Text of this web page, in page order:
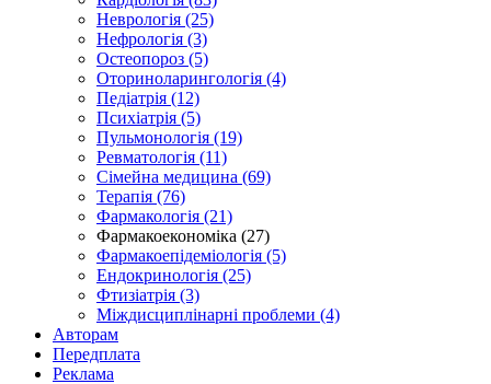
Неврологія (25)
Нефрологія (3)
Остеопороз (5)
Оториноларингологія (4)
Педіатрія (12)
Психіатрія (5)
Пульмонологія (19)
Ревматологія (11)
Сімейна медицина (69)
Терапія (76)
Фармакологія (21)
Фармакоекономіка (27)
Фармакоепідеміологія (5)
Ендокринологія (25)
Фтизіатрія (3)
Міждисциплінарні проблеми (4)
Авторам
Передплата
Реклама